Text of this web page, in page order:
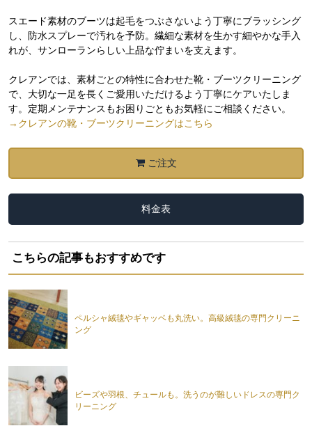
スエード素材のブーツは起毛をつぶさないよう丁寧にブラッシング
し、防水スプレーで汚れを予防。繊細な素材を生かす細やかな手入
れが、サンローランらしい上品な佇まいを支えます。
クレアンでは、素材ごとの特性に合わせた靴・ブーツクリーニング
で、大切な一足を長くご愛用いただけるよう丁寧にケアいたしま
す。定期メンテナンスもお困りごともお気軽にご相談ください。
→クレアンの靴・ブーツクリーニングはこちら
ご注文
料金表
こちらの記事もおすすめです
ペルシャ絨毯やギャッベも丸洗い。高級絨毯の専門クリーニ
ング
ビーズや羽根、チュールも。洗うのが難しいドレスの専門ク
リーニング